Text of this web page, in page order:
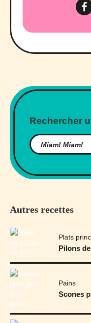
Rechercher
Autres recettes
Plats
Pilons
Pains
Scones